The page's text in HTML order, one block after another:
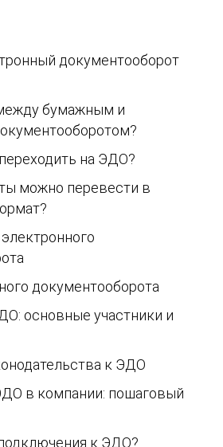
документооборот
бумажным и
на ЭДО?
можно перевести в
документооборота
основные участники и
к ЭДО
в компании: пошаговый
к ЭДО?